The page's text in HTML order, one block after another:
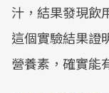
汁，結果發現飲
這個實驗結果證
營養素，確實能